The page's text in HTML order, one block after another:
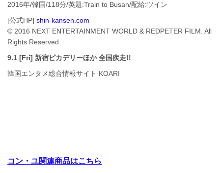
2016年/韓国/118分/英題:Train to Busan/配給:ツイン
[公式HP] shin-kansen.com
© 2016 NEXT ENTERTAINMENT WORLD & REDPETER FILM. All
Rights Reserved.
9.1 [Fri] 新宿ピカデリーほか 全国疾走!!
韓国エンタメ総合情報サイト KOARI
コン・ユ関連商品はこちら